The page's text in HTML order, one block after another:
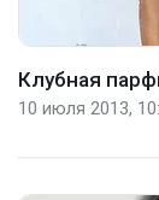
Клубная
10 июля 2013,